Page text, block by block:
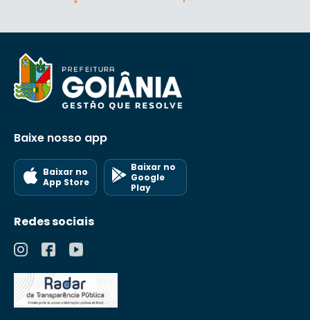
Baixe nosso app
Baixar no
App Store
Baixar no
Google
Play
Redes sociais